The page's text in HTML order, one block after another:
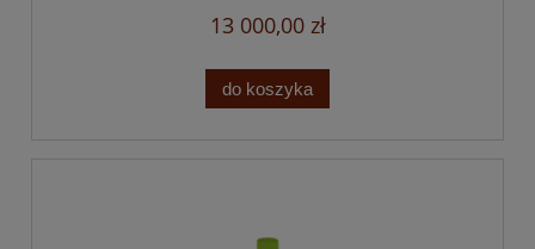
13 000,00 zł
do koszyka